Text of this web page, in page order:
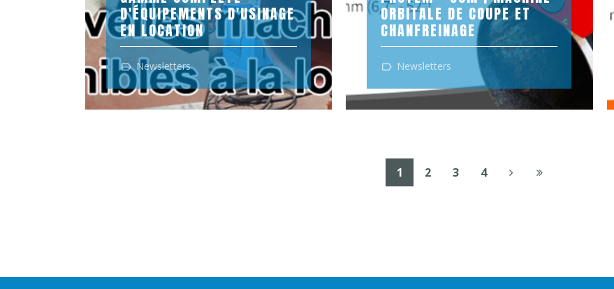
D'ÉQUIPEMENTS D'USINAGE
EN LOCATION
PROTEM Propose une gamme complète d
´Équipements d´usinage en location
Newsletters
ORBITALE DE COUPE ET
CHANFREINAGE
La machine à couper les tubes
transportable modèle OCM est conçue
pour la coupe et le chanfreinage ainsi que
pour...
Newsletters
1 2 3 4